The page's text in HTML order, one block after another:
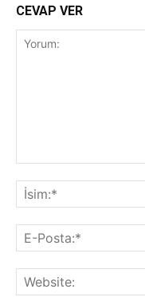
CEVAP VER